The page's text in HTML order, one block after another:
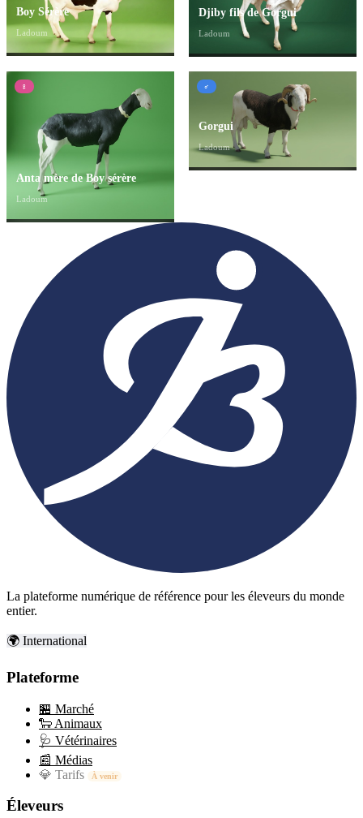
Boy Sérère
Ladoum
Djiby fils de Gorgui
Ladoum
♀
Anta mère de Boy sérère
Ladoum
♂
Gorgui
Ladoum
La plateforme numérique de référence pour les éleveurs du monde
entier.
🌍 International
Plateforme
🏪 Marché
🐑 Animaux
🩺 Vétérinaires
📰 Médias
💎 Tarifs À venir
Éleveurs